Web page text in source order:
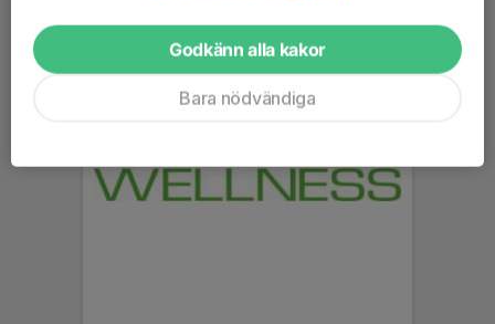
Godkänn alla kakor
Bara nödvändiga